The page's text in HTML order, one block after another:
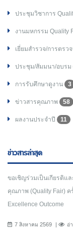
ประชุมวิชาการ
งานมหกรรม Quality
เยี่ยมสำรวจ/การตรว
ประชุม/สัมมนา/อบรม
การรับศึกษาดูงาน 3
ข่าวสารคุณภาพ 58
ผลงานประจำปี 11
ข่าวสารล่าสุด
ขอเชิญร่วมเป็นเกียรติแ
คุณภาพ (Quality Fair) ค
Excellence Outcome
7 สิงหาคม 2569 อ่